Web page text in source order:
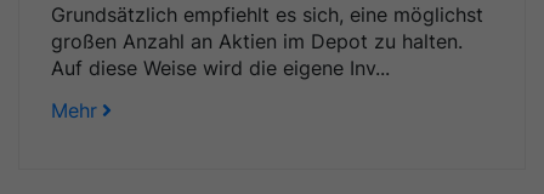
Grundsätzlich empfiehlt es sich, eine möglichst
großen Anzahl an Aktien im Depot zu halten.
Auf diese Weise wird die eigene Inv...
Mehr